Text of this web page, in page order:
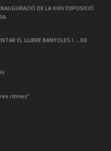
DE LA XXIV EXPOSICIÓ
EL LLIBRE BANYOLES I…, DE
ritmes”